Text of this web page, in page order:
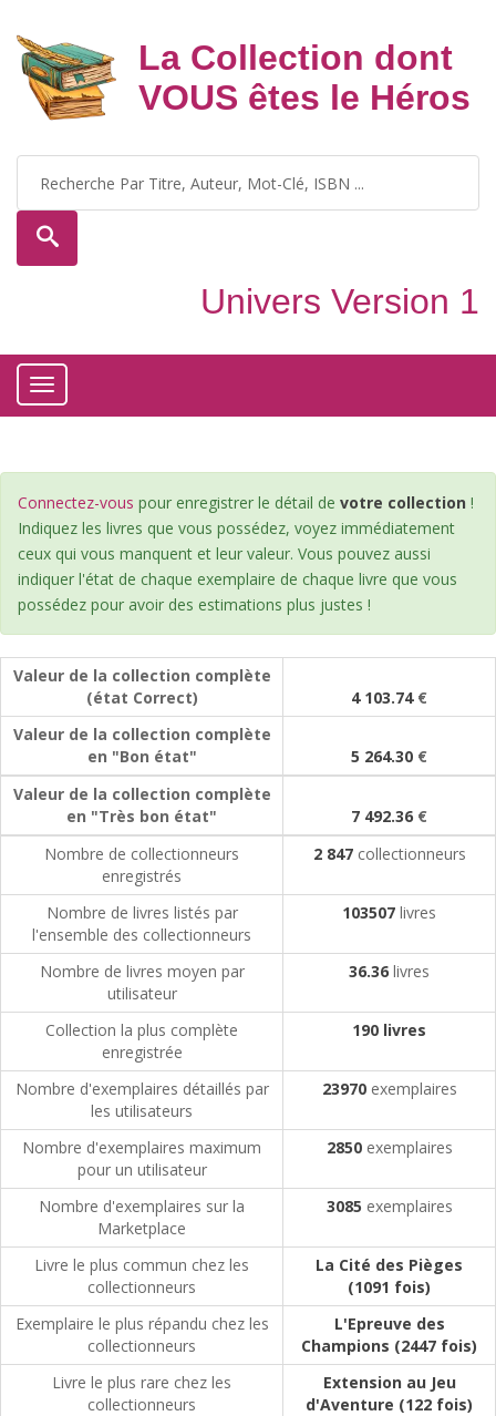
La Collection dont
VOUS êtes le Héros
Univers Version 1
Toggle
Connectez-vous pour enregistrer le détail de votre collection !
Indiquez les livres que vous possédez, voyez immédiatement
ceux qui vous manquent et leur valeur. Vous pouvez aussi
indiquer l'état de chaque exemplaire de chaque livre que vous
possédez pour avoir des estimations plus justes !
Valeur de la collection complète
(état Correct)
4 103.74€
Valeur de la collection complète
en "Bon état"
5 264.30 €
Valeur de la collection complète
en "Très bon état"
7 492.36 €
Nombre de collectionneurs
enregistrés
2 847collectionneurs
Nombre de livres listés par
l'ensemble des collectionneurs
103507 livres
Nombre de livres moyen par
utilisateur
36.36 livres
Collection la plus complète
enregistrée
190 livres
Nombre d'exemplaires détaillés par
les utilisateurs
23970 exemplaires
Nombre d'exemplaires maximum
pour un utilisateur
2850exemplaires
Nombre d'exemplaires sur la
Marketplace
3085 exemplaires
Livre le plus commun chez les
collectionneurs
La Cité des Pièges
(1091 fois)
Exemplaire le plus répandu chez les
collectionneurs
L'Epreuve des
Champions (2447 fois)
Livre le plus rare chez les
collectionneurs
Extension au Jeu
d'Aventure (122 fois)